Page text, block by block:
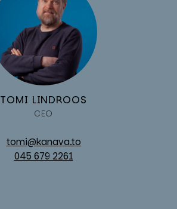
TO­MI LIND­ROOS
CEO
tomi@kanava.to
045 679 2261